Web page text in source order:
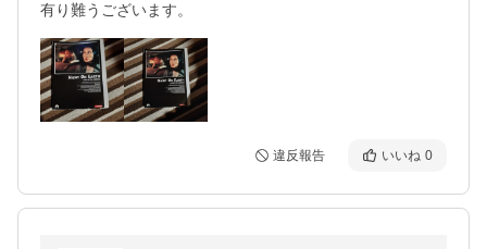
有り難うございます。
違反報告 いいね 0